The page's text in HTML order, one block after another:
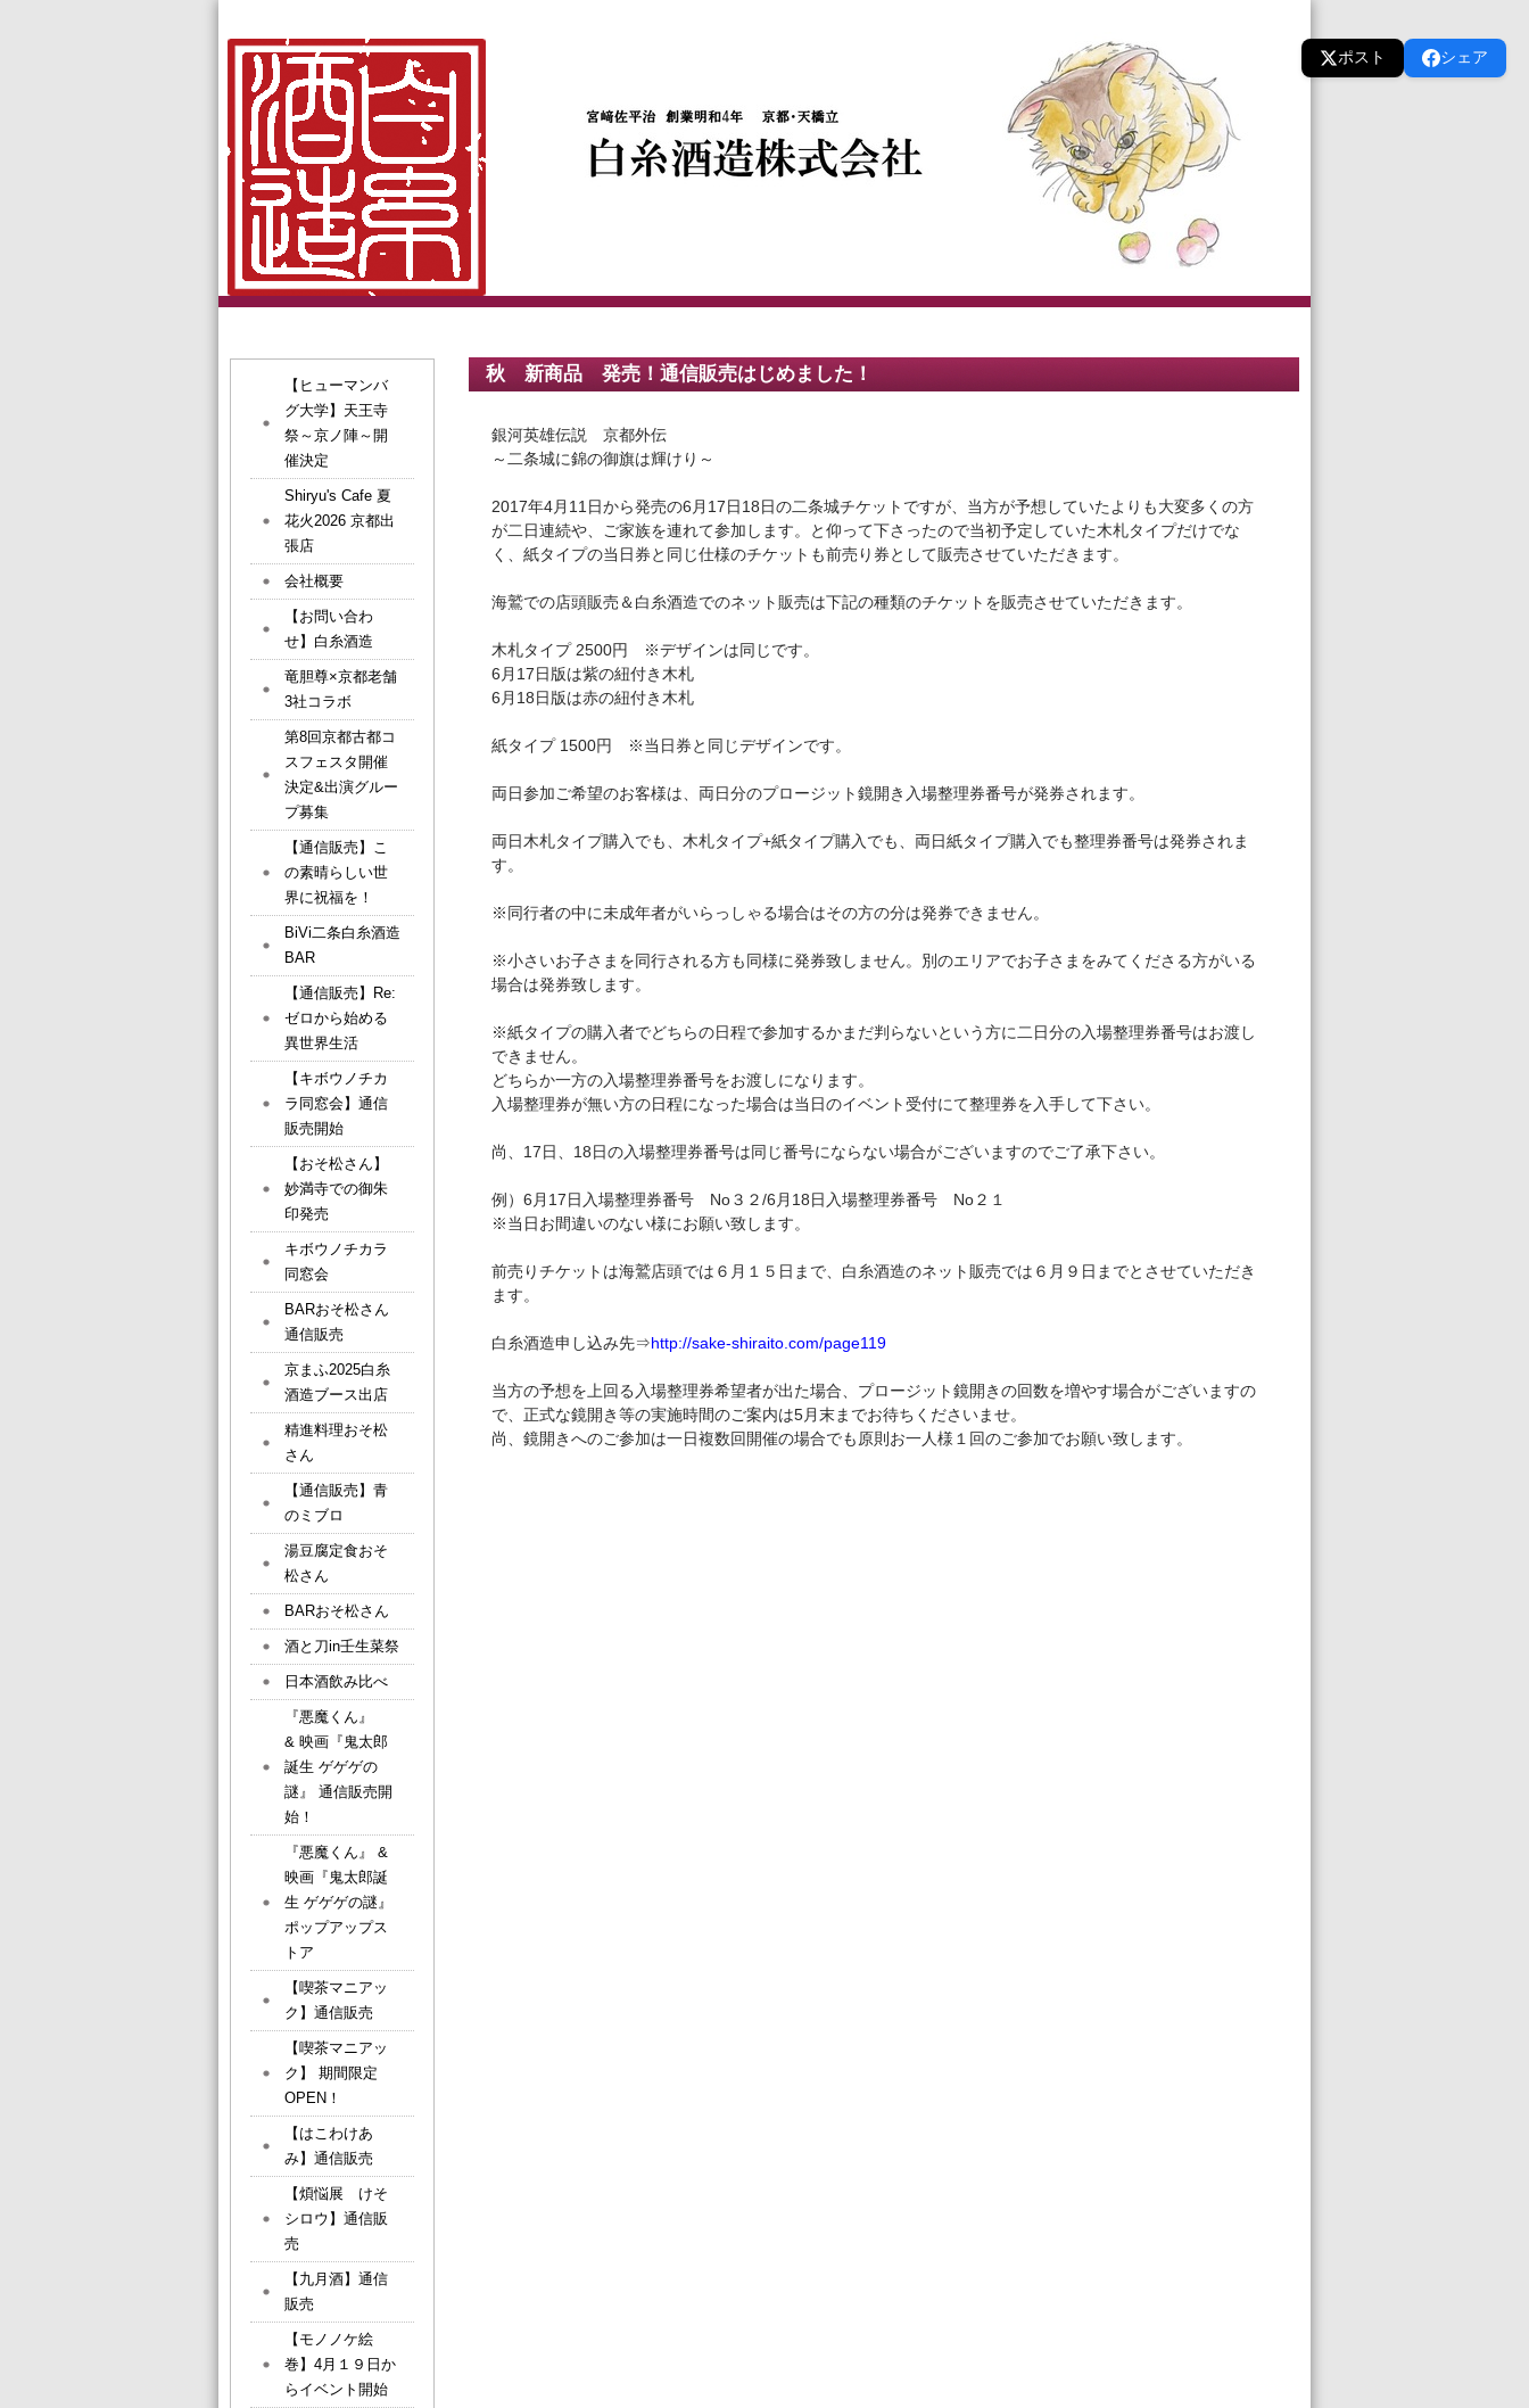
ポスト シェア
秋 新商品 発売！通信販売はじめました！
銀河英雄伝説 京都外伝
～二条城に錦の御旗は輝けり～
2017年4月11日から発売の6月17日18日の二条城チケットですが、当方が予想していたよりも大変多くの方
が二日連続や、ご家族を連れて参加します。と仰って下さったので当初予定していた木札タイプだけでな
く、紙タイプの当日券と同じ仕様のチケットも前売り券として販売させていただきます。
海鷲での店頭販売＆白糸酒造でのネット販売は下記の種類のチケットを販売させていただきます。
木札タイプ 2500円 ※デザインは同じです。
6月17日版は紫の紐付き木札
6月18日版は赤の紐付き木札
紙タイプ 1500円 ※当日券と同じデザインです。
両日参加ご希望のお客様は、両日分のプロージット鏡開き入場整理券番号が発券されます。
両日木札タイプ購入でも、木札タイプ+紙タイプ購入でも、両日紙タイプ購入でも整理券番号は発券されま
す。
※同行者の中に未成年者がいらっしゃる場合はその方の分は発券できません。
※小さいお子さまを同行される方も同様に発券致しません。別のエリアでお子さまをみてくださる方がいる
場合は発券致します。
※紙タイプの購入者でどちらの日程で参加するかまだ判らないという方に二日分の入場整理券番号はお渡し
できません。
どちらか一方の入場整理券番号をお渡しになります。
入場整理券が無い方の日程になった場合は当日のイベント受付にて整理券を入手して下さい。
尚、17日、18日の入場整理券番号は同じ番号にならない場合がございますのでご了承下さい。
例）6月17日入場整理券番号 No３２/6月18日入場整理券番号 No２１
※当日お間違いのない様にお願い致します。
前売りチケットは海鷲店頭では６月１５日まで、白糸酒造のネット販売では６月９日までとさせていただき
ます。
白糸酒造申し込み先⇒http://sake-shiraito.com/page119
当方の予想を上回る入場整理券希望者が出た場合、プロージット鏡開きの回数を増やす場合がございますの
で、正式な鏡開き等の実施時間のご案内は5月末までお待ちくださいませ。
尚、鏡開きへのご参加は一日複数回開催の場合でも原則お一人様１回のご参加でお願い致します。
【ヒューマンバ
グ大学】天王寺
祭～京ノ陣～開
催決定
Shiryu's Cafe 夏
花火2026 京都出
張店
会社概要
【お問い合わ
せ】白糸酒造
竜胆尊×京都老舗
3社コラボ
第8回京都古都コ
スフェスタ開催
決定&出演グルー
プ募集
【通信販売】こ
の素晴らしい世
界に祝福を！
BiVi二条白糸酒造
BAR
【通信販売】Re:
ゼロから始める
異世界生活
【キボウノチカ
ラ同窓会】通信
販売開始
【おそ松さん】
妙満寺での御朱
印発売
キボウノチカラ
同窓会
BARおそ松さん
通信販売
京まふ2025白糸
酒造ブース出店
精進料理おそ松
さん
【通信販売】青
のミブロ
湯豆腐定食おそ
松さん
BARおそ松さん
酒と刀in壬生菜祭
日本酒飲み比べ
『悪魔くん』
& 映画『鬼太郎
誕生 ゲゲゲの
謎』 通信販売開
始！
『悪魔くん』 &
映画『鬼太郎誕
生 ゲゲゲの謎』
ポップアップス
トア
【喫茶マニアッ
ク】通信販売
【喫茶マニアッ
ク】 期間限定
OPEN！
【はこわけあ
み】通信販売
【煩悩展 けそ
シロウ】通信販
売
【九月酒】通信
販売
【モノノケ絵
巻】4月１９日か
らイベント開始